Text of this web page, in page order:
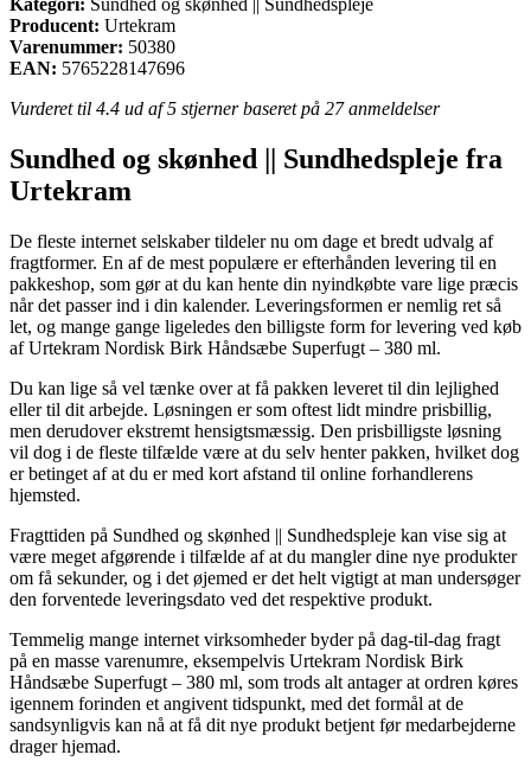
Producent: Urtekram
Varenummer: 50380
EAN: 5765228147696
Vurderet til 4.4 ud af 5 stjerner baseret på 27anmeldelser
Sundhed og skønhed || Sundhedspleje fra
Urtekram
De fleste internet selskaber tildeler nu om dage et bredt udvalg af
fragtformer. En af de mest populære er efterhånden levering til en
pakkeshop, som gør at du kan hente din nyindkøbte vare lige præcis
når det passer ind i din kalender. Leveringsformen er nemlig ret så
let, og mange gange ligeledes den billigste form for levering ved køb
af Urtekram Nordisk Birk Håndsæbe Superfugt – 380 ml.
Du kan lige så vel tænke over at få pakken leveret til din lejlighed
eller til dit arbejde. Løsningen er som oftest lidt mindre prisbillig,
men derudover ekstremt hensigtsmæssig. Den prisbilligste løsning
vil dog i de fleste tilfælde være at du selv henter pakken, hvilket dog
er betinget af at du er med kort afstand til online forhandlerens
hjemsted.
Fragttiden på Sundhed og skønhed || Sundhedspleje kan vise sig at
være meget afgørende i tilfælde af at du mangler dine nye produkter
om få sekunder, og i det øjemed er det helt vigtigt at man undersøger
den forventede leveringsdato ved det respektive produkt.
Temmelig mange internet virksomheder byder på dag-til-dag fragt
på en masse varenumre, eksempelvis Urtekram Nordisk Birk
Håndsæbe Superfugt – 380 ml, som trods alt antager at ordren køres
igennem forinden et angivent tidspunkt, med det formål at de
sandsynligvis kan nå at få dit nye produkt betjent før medarbejderne
drager hjemad.